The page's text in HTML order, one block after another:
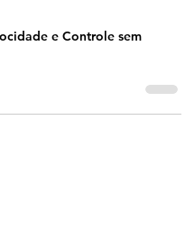
QUI 09.04.26